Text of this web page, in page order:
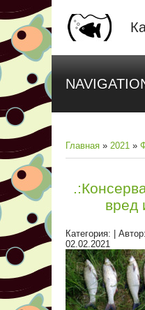
Главная » 2021 »
вред
Категория: | Автор:
02.02.2021